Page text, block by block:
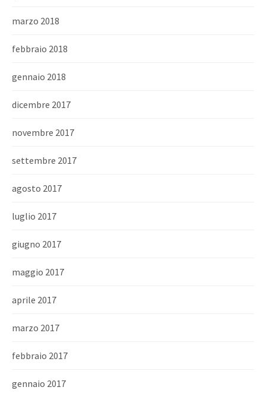
marzo 2018
febbraio 2018
gennaio 2018
dicembre 2017
novembre 2017
settembre 2017
agosto 2017
luglio 2017
giugno 2017
maggio 2017
aprile 2017
marzo 2017
febbraio 2017
gennaio 2017